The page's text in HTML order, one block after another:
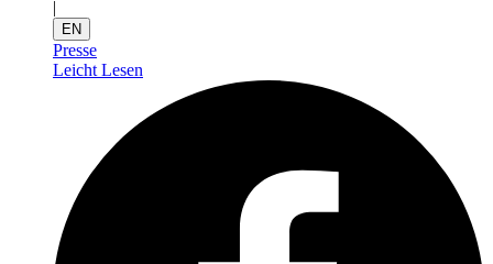
|
EN
Presse
Leicht Lesen